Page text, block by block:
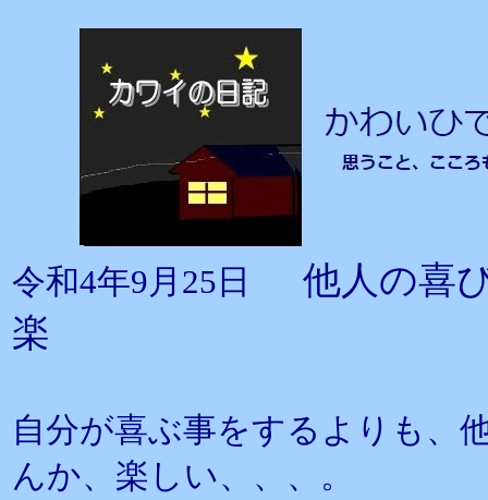
令和4年9月25日
他人の喜
楽
自分が喜ぶ事をするよりも、
んか、楽しい、、、。